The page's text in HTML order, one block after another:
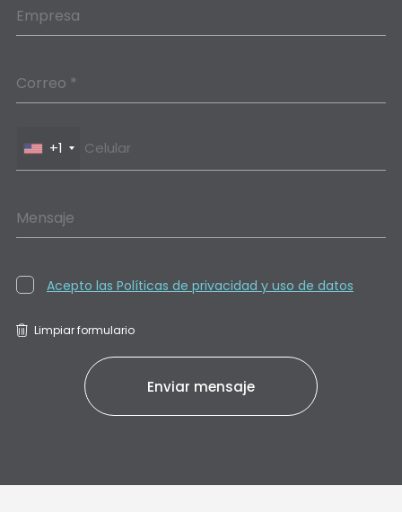
Empresa
Correo *
+1
Mensaje
Acepto las Políticas de privacidad y uso de datos
Limpiar formulario